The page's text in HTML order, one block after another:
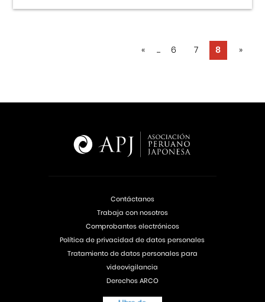
« ... 6 7 8 »
Contáctanos
Trabaja con nosotros
Comprobantes electrónicos
Política de privacidad de datos personales
Tratamiento de datos personales para
videovigilancia
Derechos ARCO